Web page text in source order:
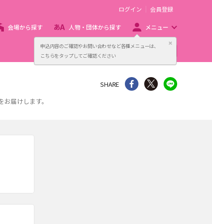
申込内容のご確認やお問い合わせなど各種メニューは、
こちらをタップしてご確認ください
閉じる
ログイン 会員登録
会場から探す 人物・団体から探す メニュー
主催者向け販売サービス
届けします。
SHARE シェア Twitter